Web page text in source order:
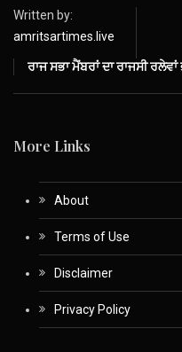
Written by:
amritsartimes.live
ਰਾਜ ਸਭਾ ਮੈਂਬਰਾਂ ਦਾ ਰਾਜਸੀ
More Links
About
Terms of Use
Disclaimer
Privacy Policy